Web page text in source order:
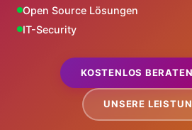
Open Source Lösungen
IT-Security
KOSTENLOS
UNSERE